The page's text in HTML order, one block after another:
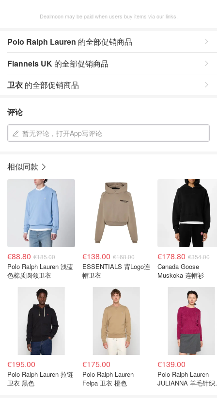
Dealmoon may be paid when users buy items via our links.
Polo Ralph Lauren 的全部促销商品
Flannels UK 的全部促销商品
卫衣 的全部促销商品
评论
暂无评论，打开App写评论
相似同款
€88.80 €185.00
Polo Ralph Lauren 浅蓝
色棉质圆领卫衣
€138.00 €168.00
ESSENTIALS 背Logo连
帽卫衣
€178.80 €354.00
Canada Goose
Muskoka 连帽衫
€195.00
Polo Ralph Lauren 拉链
卫衣 黑色
€175.00
Polo Ralph Lauren
Felpa 卫衣 橙色
€139.00
Polo Ralph Lauren
JULIANNA 羊毛针织